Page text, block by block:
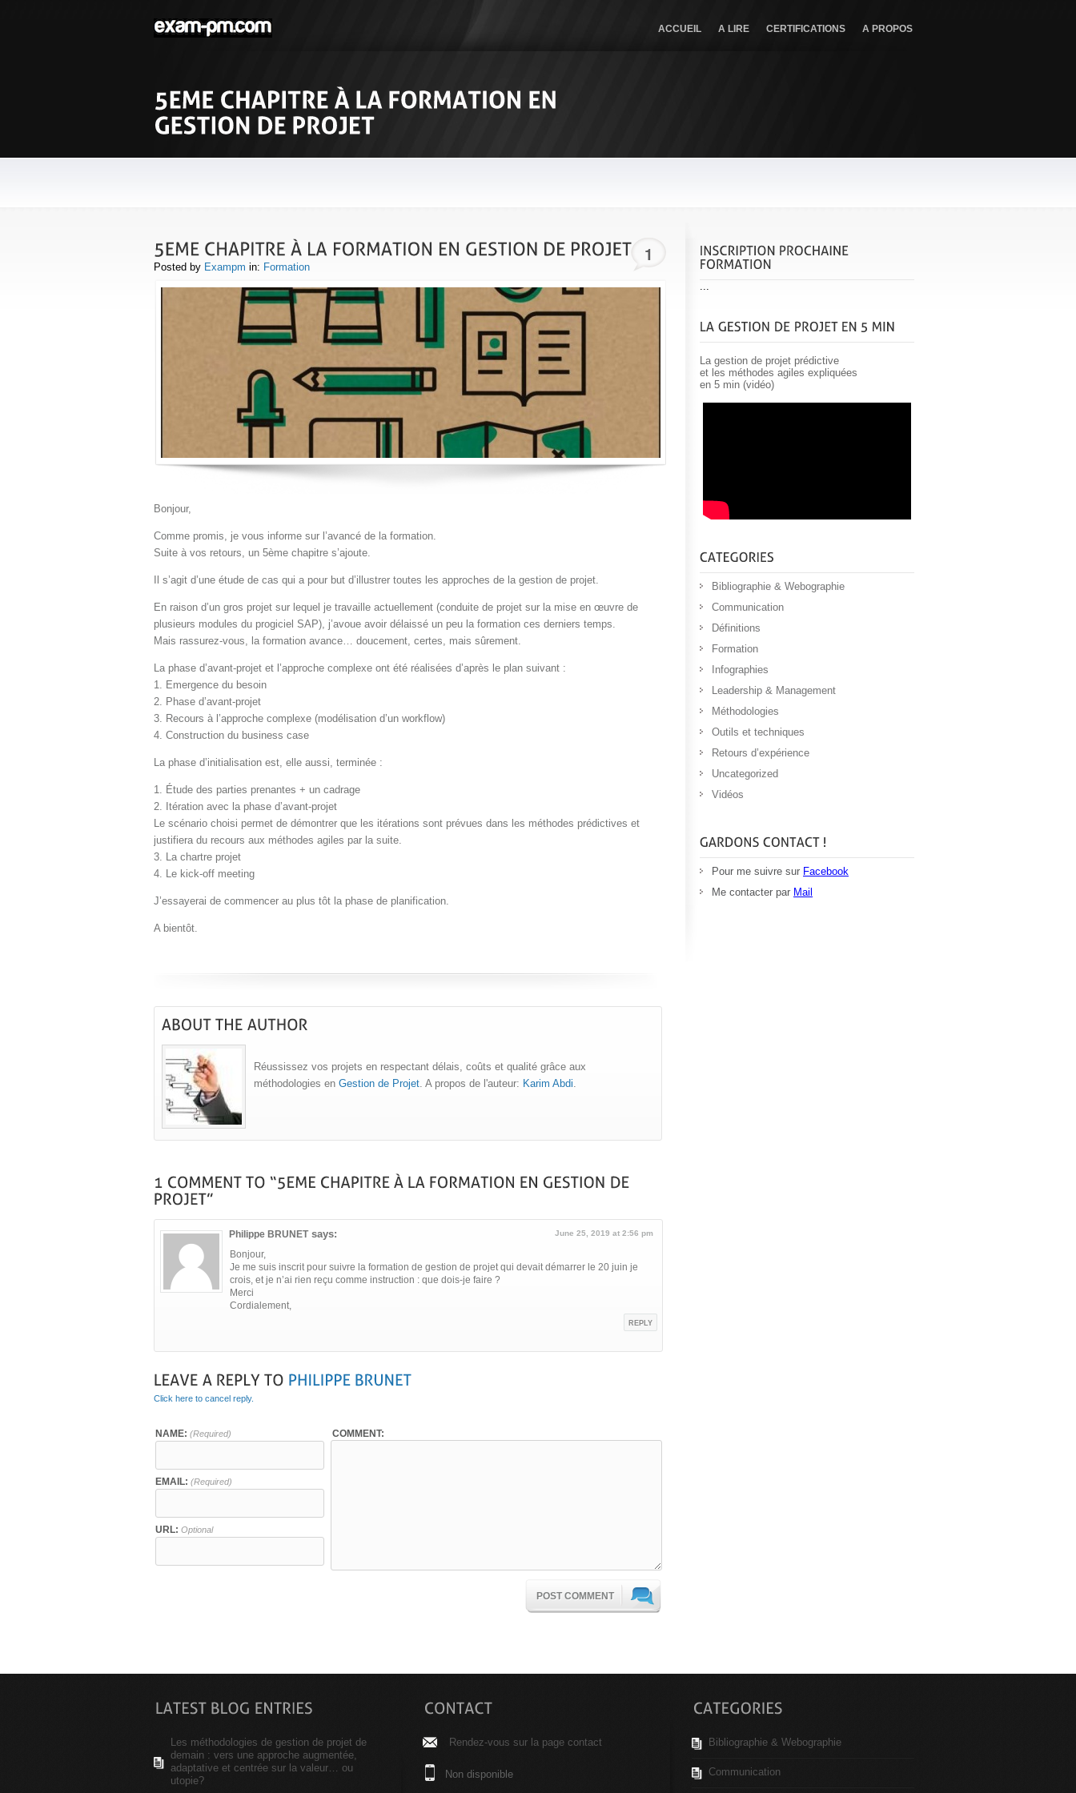
ACCUEIL A LIRE CERTIFICATIONS A PROPOS
Posted by Exampm in: Formation
Bonjour,
Comme promis, je vous informe sur l’avancé de la formation.
Suite à vos retours, un 5ème chapitre s’ajoute.
Il s’agit d’une étude de cas qui a pour but d’illustrer toutes les approches de la gestion de projet.
En raison d’un gros projet sur lequel je travaille actuellement (conduite de projet sur la mise en œuvre de
plusieurs modules du progiciel SAP), j’avoue avoir délaissé un peu la formation ces derniers temps.
Mais rassurez-vous, la formation avance… doucement, certes, mais sûrement.
La phase d’avant-projet et l’approche complexe ont été réalisées d’après le plan suivant :
1. Emergence du besoin
2. Phase d’avant-projet
3. Recours à l’approche complexe (modélisation d’un workflow)
4. Construction du business case
La phase d’initialisation est, elle aussi, terminée :
1. Étude des parties prenantes + un cadrage
2. Itération avec la phase d’avant-projet
Le scénario choisi permet de démontrer que les itérations sont prévues dans les méthodes prédictives et
justifiera du recours aux méthodes agiles par la suite.
3. La chartre projet
4. Le kick-off meeting
J’essayerai de commencer au plus tôt la phase de planification.
A bientôt.
1
Réussissez vos projets en respectant délais, coûts et qualité grâce aux
méthodologies en Gestion de Projet . A propos de l'auteur: Karim Abdi
Philippe BRUNET says: June 25, 2019 at 2:56 pm
Bonjour,
Je me suis inscrit pour suivre la formation de gestion de projet qui devait démarrer le 20 juin je
crois, et je n’ai rien reçu comme instruction : que dois-je faire ?
Merci
Cordialement,
REPLY
Click here to cancel reply.
NAME: (Required)
EMAIL: (Required)
URL: Optional
COMMENT:
POST COMMENT
La gestion de projet prédictive
et les méthodes agiles expliquées
en 5 min (vidéo)
Bibliographie & Webographie
Communication
Définitions
Formation
Infographies
Leadership & Management
Méthodologies
Outils et techniques
Retours d’expérience
Uncategorized
Vidéos
Pour me suivre sur Facebook
Me contacter par Mail
Les méthodologies de gestion de projet de
demain : vers une approche augmentée,
adaptative et centrée sur la valeur… ou
utopie?
Rendez-vous sur la page contact
Non disponible
Bibliographie & Webographie
Communication